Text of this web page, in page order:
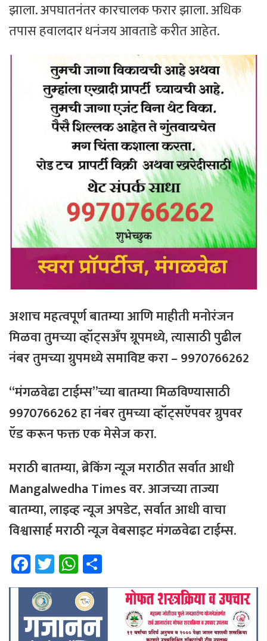
झाला. अपघातनंतर कारचालक फरार झाला. अधिक
तपास हवालदार धनंजय आवताडे करीत आहेत.
अशाच महत्वपूर्ण बातम्या आणि माहीती मनोरंजन
मिळवा तुमच्या व्हॉट्सअँप ग्रूपमध्ये, त्यासाठीपुढील
नंबरतुमच्याग्रुपमध्येसमाविष्टकरा – 9970766262
“मंगळवेढा टाईम्स”च्या बातम्या मिळविण्यासाठी
9970766262 हा नंबर तुमच्या व्हॉट्सऍपवर ग्रुपवर
ऍड करून फक्त एक मेसेज करा.
मराठी बातम्या, ब्रेकिंग न्यूज मराठीत सर्वात आधी
Mangalwedha Times वर. आजच्या ताज्या
बातम्या, लाइव्ह न्यूज अपडेट, सर्वात आधी वाचा
विश्वासार्ह मराठी न्यूज वेबसाइट मंगळवेढा टाईम्स.
Fa
ce
b
o
T
wi
er
W
h
at
sA
ar